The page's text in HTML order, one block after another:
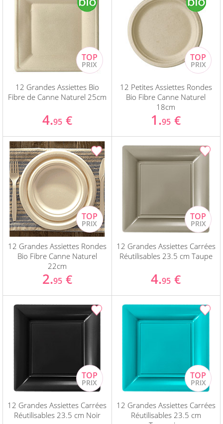
12 Grandes Assiettes Bio
Fibre de Canne Naturel 25cm
4.95 €
12 Petites Assiettes Rondes
Bio Fibre Canne Naturel
18cm
1.95 €
12 Grandes Assiettes Rondes
Bio Fibre Canne Naturel
22cm
2.95 €
12 Grandes Assiettes Carrées
Réutilisables 23.5 cm Taupe
4.95 €
12 Grandes Assiettes Carrées
Réutilisables 23.5 cm Noir
12 Grandes Assiettes Carrées
Réutilisables 23.5 cm